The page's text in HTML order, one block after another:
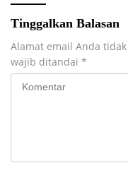
Tinggalkan Balasan
Alamat email Anda
wajib ditandai *